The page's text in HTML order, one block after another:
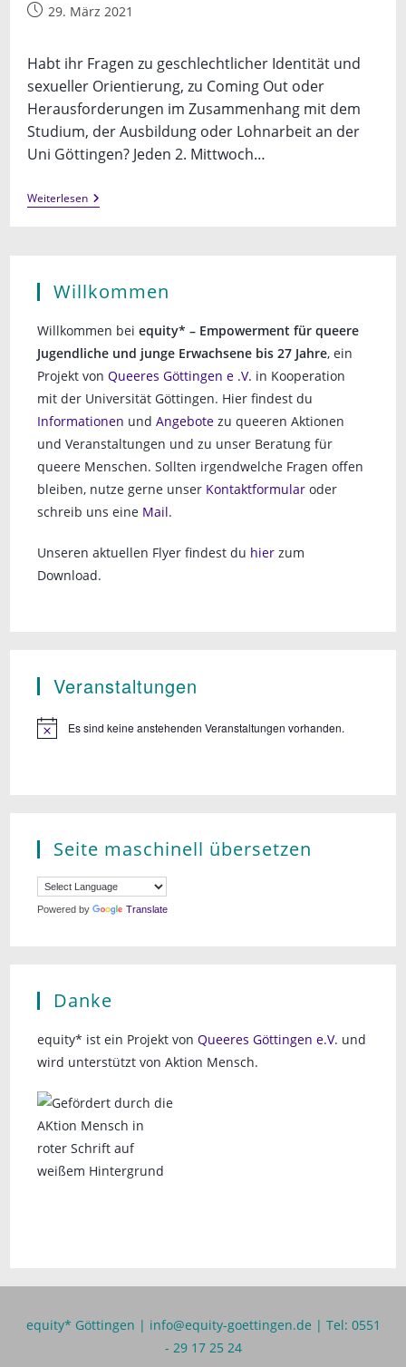
Beitrag29. März 2021
Habt ihr Fragen zu geschlechtlicher Identität und
sexueller Orientierung, zu Coming Out oder
Herausforderungen im Zusammenhang mit dem
Studium, der Ausbildung oder Lohnarbeit an der
Uni Göttingen? Jeden 2. Mittwoch…
WeiterlesenUni
Beratung
Willkommen
Willkommen beiequity* – Empowerment für queere
Jugendliche und junge Erwachsene bis 27 Jahre, ein
Projekt vonQueeres Göttingen e .V. in Kooperation
mit der Universität Göttingen. Hier findest du
Informationen undAngebote zu queeren Aktionen
und Veranstaltungen und zu unser Beratung für
queere Menschen. Sollten irgendwelche Fragen offen
bleiben, nutze gerne unser Kontaktformular oder
schreib uns eine Mail.
Unseren aktuellen Flyer findest du hier zum
Download.
Veranstaltungen
Es sind keine anstehenden Veranstaltungen vorhanden.
Seite maschinell übersetzen
Powered by Translate
Danke
equity* ist ein Projekt vonQueeres Göttingen e.V. und
wird unterstützt von Aktion Mensch.
equity* Göttingen | info@equity-goettingen.de | Tel: 0551
- 29 17 25 24